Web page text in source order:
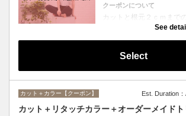
クーポンについて
カットと根元２ｃｍまで
オススメ、スペシャルト
See
Select
カット＋カラー【クーポン】 Est. Duration
カット＋リタッチカラー＋オーダーメイドト